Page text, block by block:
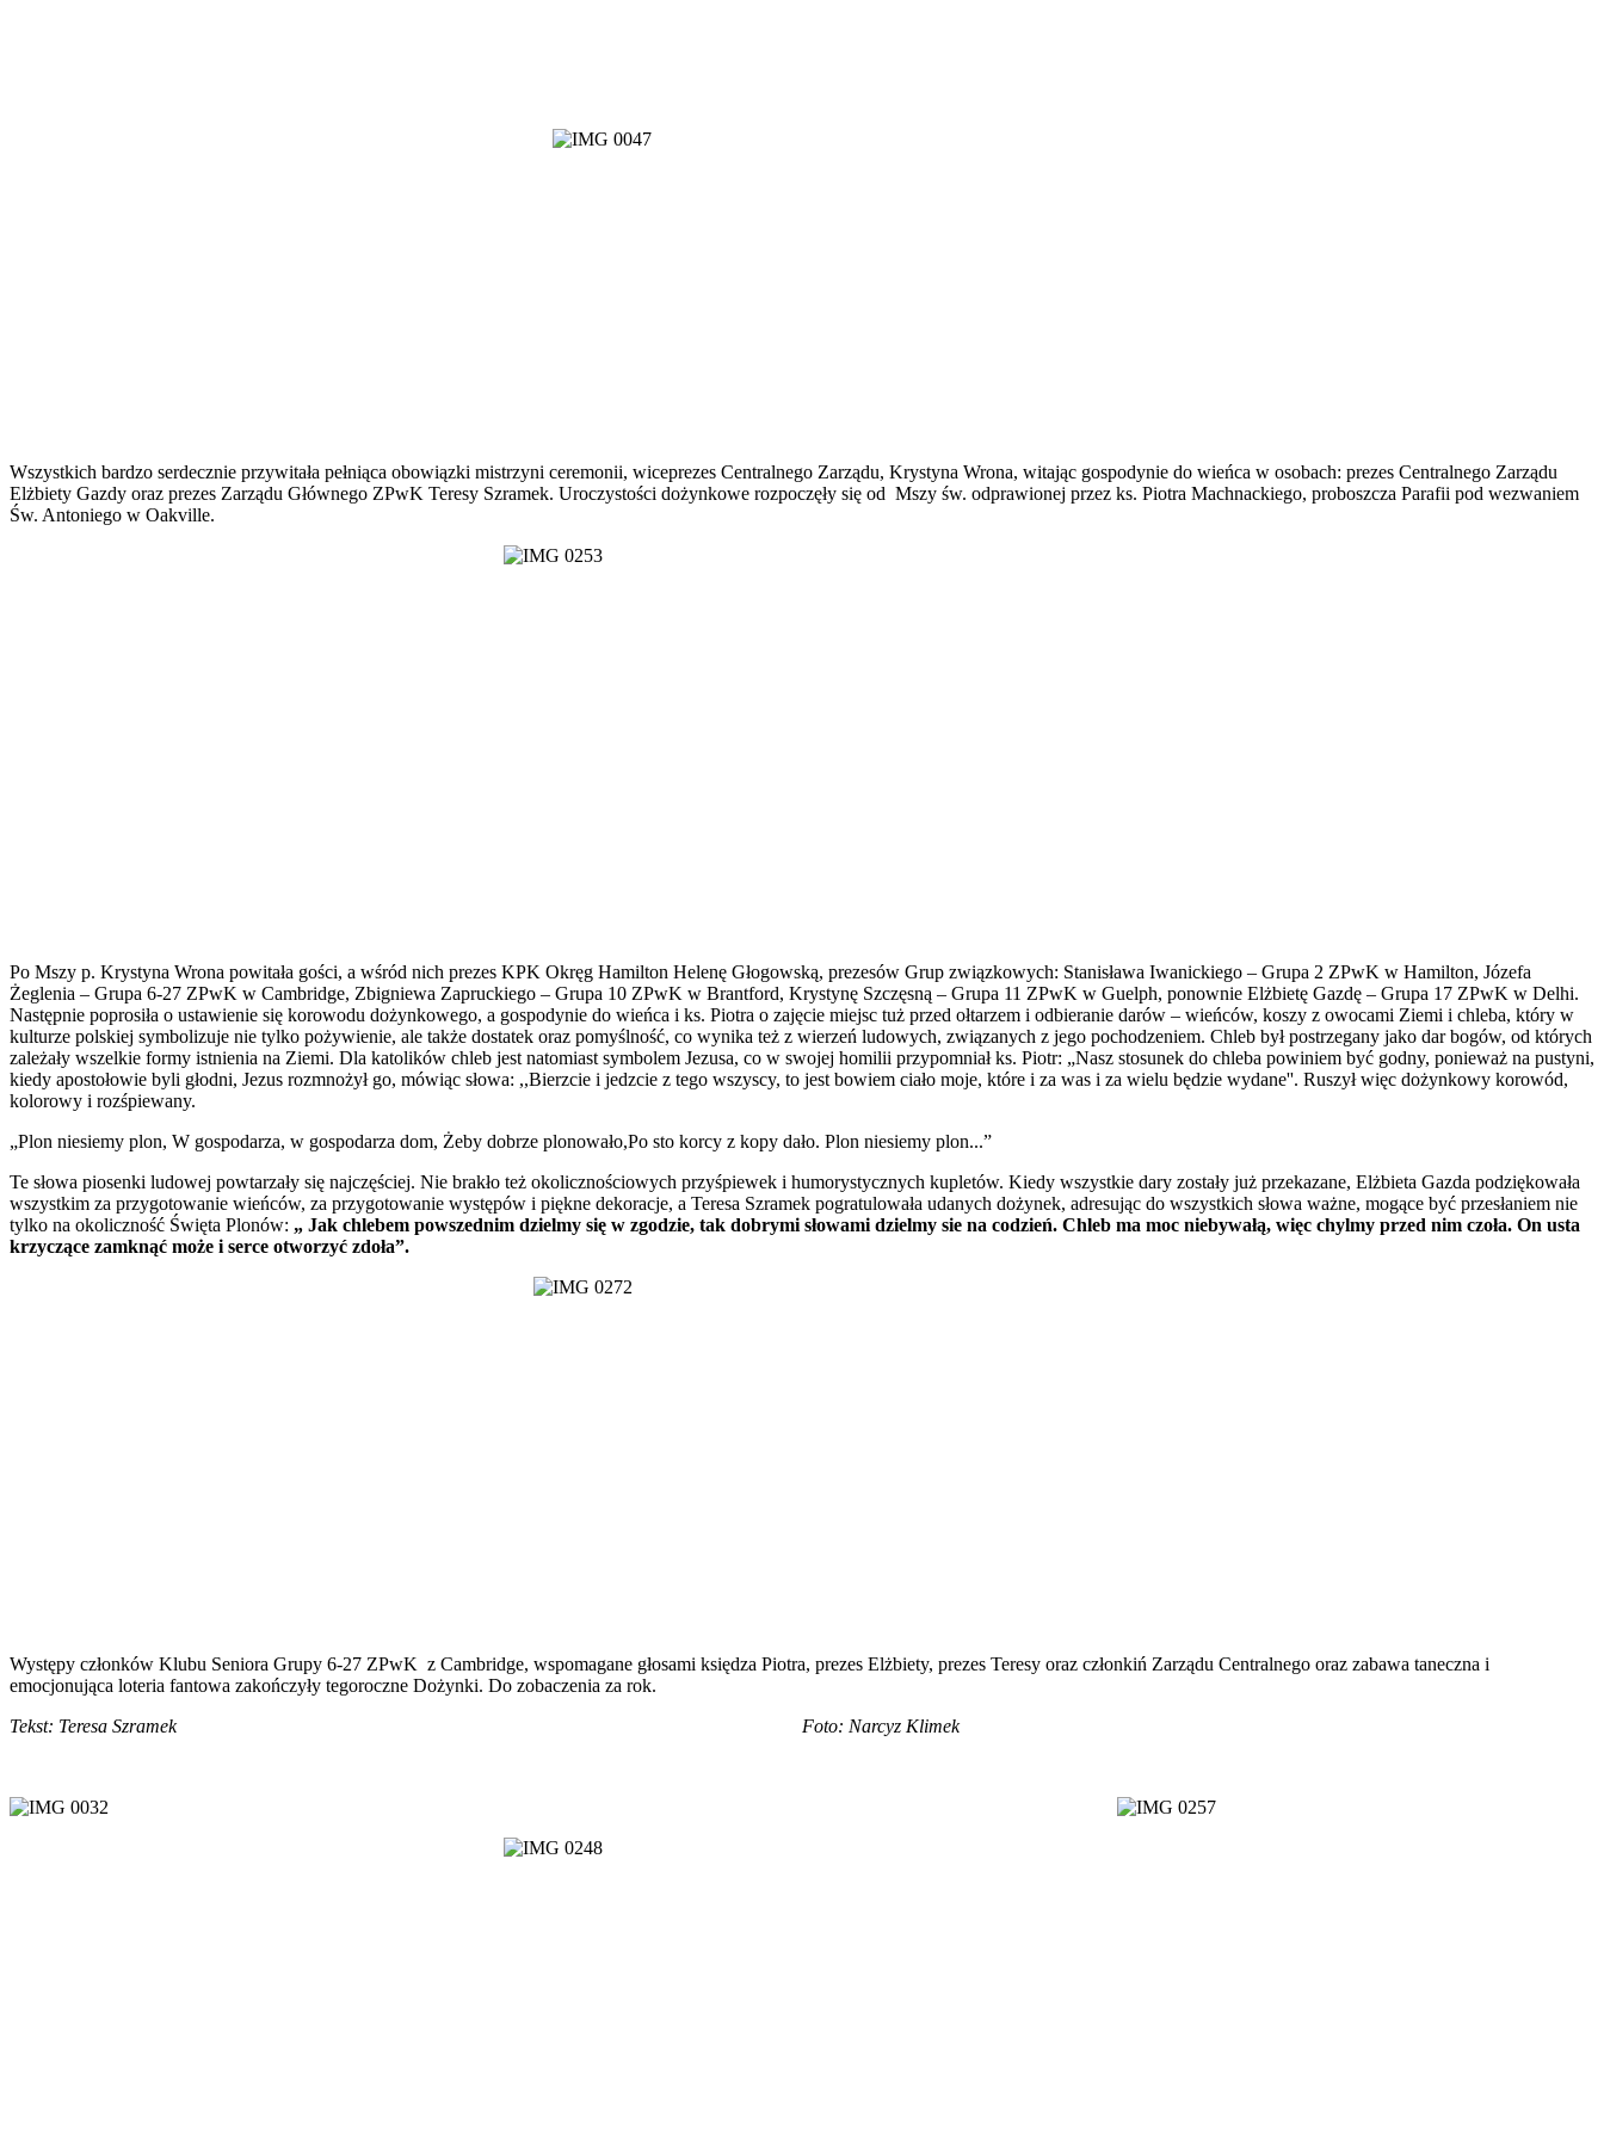
Wszystkich bardzo serdecznie przywitała pełniąca obowiązki mistrzyni ceremonii, wiceprezes Centralnego Zarządu, Krystyna Wrona, witając gospodynie do wieńca w osobach: prezes Centralnego Zarządu
Elżbiety Gazdy oraz prezes Zarządu Głównego ZPwK Teresy Szramek. Uroczystości dożynkowe rozpoczęły się od Mszy św. odprawionej przez ks. Piotra Machnackiego, proboszcza Parafii pod wezwaniem
Św. Antoniego w Oakville.
Po Mszy p. Krystyna Wrona powitała gości, a wśród nich prezes KPK Okręg Hamilton Helenę Głogowską, prezesów Grup związkowych: Stanisława Iwanickiego – Grupa 2 ZPwK w Hamilton, Józefa
Żeglenia – Grupa 6-27 ZPwK w Cambridge, Zbigniewa Zapruckiego – Grupa 10 ZPwK w Brantford, Krystynę Szczęsną – Grupa 11 ZPwK w Guelph, ponownie Elżbietę Gazdę – Grupa 17 ZPwK w Delhi.
Następnie poprosiła o ustawienie się korowodu dożynkowego, a gospodynie do wieńca i ks. Piotra o zajęcie miejsc tuż przed ołtarzem i odbieranie darów – wieńców, koszy z owocami Ziemi i chleba, który w
kulturze polskiej symbolizuje nie tylko pożywienie, ale także dostatek oraz pomyślność, co wynika też z wierzeń ludowych, związanych z jego pochodzeniem. Chleb był postrzegany jako dar bogów, od których
zależały wszelkie formy istnienia na Ziemi. Dla katolików chleb jest natomiast symbolem Jezusa, co w swojej homilii przypomniał ks. Piotr: „Nasz stosunek do chleba powiniem być godny, ponieważ na pustyni,
kiedy apostołowie byli głodni, Jezus rozmnożył go, mówiąc słowa: ,,Bierzcie i jedzcie z tego wszyscy, to jest bowiem ciało moje, które i za was i za wielu będzie wydane''. Ruszył więc dożynkowy korowód,
kolorowy i rozśpiewany.
„Plon niesiemy plon, W gospodarza, w gospodarza dom, Żeby dobrze plonowało,Po sto korcy z kopy dało. Plon niesiemy plon...”
Te słowa piosenki ludowej powtarzały się najczęściej. Nie brakło też okolicznościowych przyśpiewek i humorystycznych kupletów. Kiedy wszystkie dary zostały już przekazane, Elżbieta Gazda podziękowała
wszystkim za przygotowanie wieńców, za przygotowanie występów i piękne dekoracje, a Teresa Szramek pogratulowała udanych dożynek, adresując do wszystkich słowa ważne, mogące być przesłaniem nie
tylko na okoliczność Święta Plonów: „ Jak chlebem powszednim dzielmy się w zgodzie, tak dobrymi słowami dzielmy sie na codzień. Chleb ma moc niebywałą, więc chylmy przed nim czoła. On usta
krzyczące zamknąć może i serce otworzyć zdoła”.
Występy członków Klubu Seniora Grupy 6-27 ZPwK z Cambridge, wspomagane głosami księdza Piotra, prezes Elżbiety, prezes Teresy oraz członkiń Zarządu Centralnego oraz zabawa taneczna i
emocjonująca loteria fantowa zakończyły tegoroczne Dożynki. Do zobaczenia za rok.
Tekst: Teresa Szramek Foto: Narcyz Klimek